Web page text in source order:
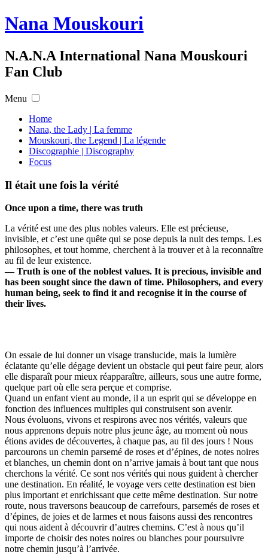
Nana Mouskouri
N.A.N.A International Nana Mouskouri
Fan Club
Menu
Home
Nana, the Lady | La femme
Mouskouri, the Legend | La légende
Discographie | Discography
Focus
Il était une fois la vérité
Once upon a time, there was truth
La vérité est une des plus nobles valeurs. Elle est précieuse,
invisible, et c’est une quête qui se pose depuis la nuit des temps. Les
philosophes, et tout homme, cherchent à la trouver et à la reconnaître
au fil de leur existence.
—Truth is one of the noblest values. It is precious, invisible and
has been sought since the dawn of time. Philosophers, and every
human being, seek to find it and recognise it in the course of
their lives.
On essaie de lui donner un visage translucide, mais la lumière
éclatante qu’elle dégage devient un obstacle qui peut faire peur, alors
elle disparaît pour mieux réapparaître, ailleurs, sous une autre forme,
quelque part où elle sera perçue et comprise.
Quand un enfant vient au monde, il a un esprit qui se développe en
fonction des influences multiples qui construisent son avenir.
Nous évoluons, vivons et respirons avec nos vérités, valeurs que
nous apprenons depuis notre plus jeune âge, au moment où nous
étions avides de découvertes, à chaque pas, au fil des jours ! Nous
parcourons un chemin parsemé de roses et d’épines, de notes noires
et blanches, un chemin dont on n’arrive jamais à bout tant que nous
cherchons la vérité. Ce sont nos vérités qui nous guident à chercher
une destination. En réalité, le voyage vers cette destination est bien
plus important et enrichissant que cette même destination. Sur notre
route, nous traversons beaucoup de carrefours, parsemés de roses et
d’épines, de joies et de larmes et nous faisons aussi des rencontres
qui nous aident à découvrir d’autres chemins. C’est à nous qu’il
importe de choisir des notes noires ou blanches pour poursuivre
notre chemin jusqu’à l’arrivée.